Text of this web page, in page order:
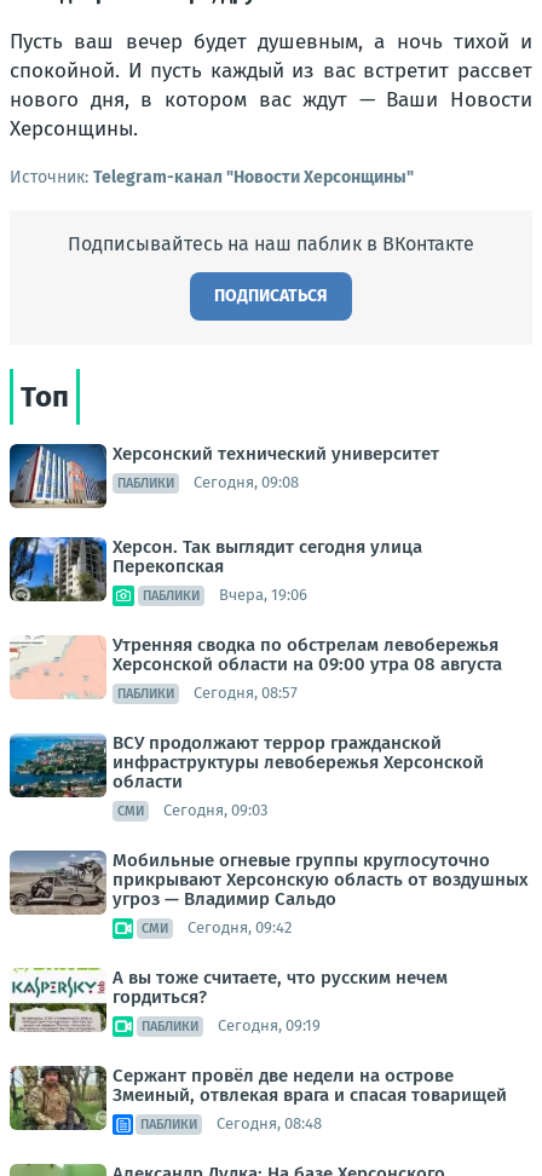
Пусть ваш вечер будет душевным, а ночь тихой и
спокойной. И пусть каждый из вас встретит рассвет
нового дня, в котором вас ждут — Ваши Новости
Херсонщины.
Источник: Telegram-канал "Новости Херсонщины"
Подписывайтесь на наш паблик в ВКонтакте
ПОДПИСАТЬСЯ
Топ
Херсонский технический университет
ПАБЛИКИ Сегодня, 09:08
Херсон. Так выглядит сегодня улица
Перекопская
ПАБЛИКИ Вчера, 19:06
Утренняя сводка по обстрелам левобережья
Херсонской области на 09:00 утра 08 августа
ПАБЛИКИ Сегодня, 08:57
ВСУ продолжают террор гражданской
инфраструктуры левобережья Херсонской
области
СМИ Сегодня, 09:03
Мобильные огневые группы круглосуточно
прикрывают Херсонскую область от воздушных
угроз — Владимир Сальдо
СМИ Сегодня, 09:42
А вы тоже считаете, что русским нечем
гордиться?
ПАБЛИКИ Сегодня, 09:19
Сержант провёл две недели на острове
Змеиный, отвлекая врага и спасая товарищей
ПАБЛИКИ Сегодня, 08:48